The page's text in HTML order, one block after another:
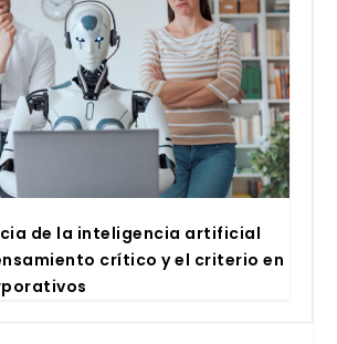
de la inte­li­gen­cia arti­fi­cial
crí­ti­co y el cri­te­rio en